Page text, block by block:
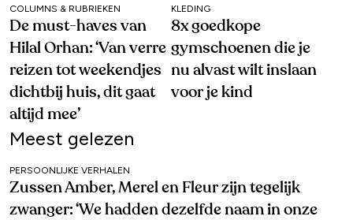
COLUMNS & RUBRIEKEN
De must-haves van
Hilal Orhan: ‘Van verre
reizen tot weekendjes
dichtbij huis, dit gaat
altijd mee’
KLEDING
8x goedkope
gymschoenen die je
nu alvast wilt inslaan
voor je kind
Meest gelezen
PERSOONLIJKE VERHALEN
Zussen Amber, Merel en Fleur zijn tegelijk
zwanger: ‘We hadden dezelfde naam in onze